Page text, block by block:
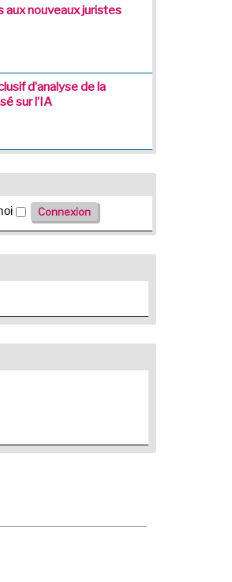
nouveaux juristes
d’analyse de la
sur l’IA